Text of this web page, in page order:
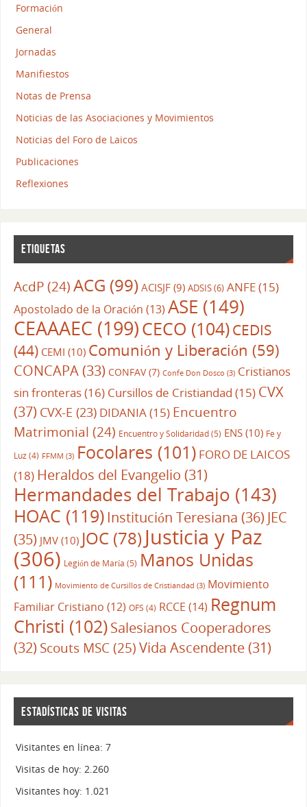
Formación
General
Jornadas
Manifiestos
Notas de Prensa
Noticias de las Asociaciones y Movimientos
Noticias del Foro de Laicos
Publicaciones
Reflexiones
ETIQUETAS
AcdP(24) ACG (99) ACISJF(9) ADSIS(6) ANFE(15)
Apostolado de la Oración (13) ASE (149)
CEAAAEC (199)CECO (104)CEDIS
(44) CEMI (10) Comunión y Liberación (59)
CONCAPA(33) CONFAV(7) Confe Don Dosco (3) Cristianos
sin fronteras(16) Cursillos de Cristiandad (15) CVX
(37) CVX-E (23) DIDANIA(15) Encuentro
Matrimonial (24) Encuentro y Solidaridad(5) ENS(10) Fe y
Luz(4) FFMM (3) Focolares (101) FORO DE LAICOS
(18) Heraldos del Evangelio (31)
Hermandades del Trabajo (143)
HOAC (119) Institución Teresiana (36) JEC
(35) JMV(10) JOC(78)Justicia y Paz
(306) Legión de María (5) Manos Unidas
(111) Movimiento de Cursillos de Cristiandad (3) Movimiento
Familiar Cristiano (12) OFS (4) RCCE (14) Regnum
Christi (102)Salesianos Cooperadores
(32) Scouts MSC(25) Vida Ascendente(31)
ESTADÍSTICAS DE VISITAS
Visitantes en línea: 7
Visitas de hoy: 2.260
Visitantes hoy: 1.021